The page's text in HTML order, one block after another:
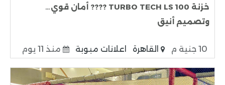
خزنة TURBO TECH LS 100 ???? أمان قوي…
وتصميم أنيق
10 جنية م القاهرة اعلانات مبوبة منذ 11 يوم